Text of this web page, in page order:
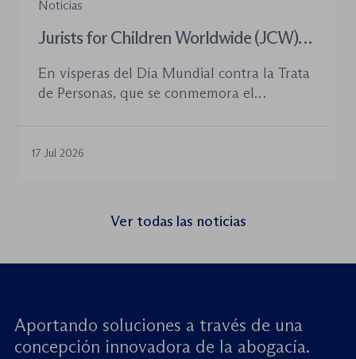
Noticias
Jurists for Children Worldwide (JCW)
para combatir la trata de menores y
defender el Estado de Derecho
En vísperas del Día Mundial contra la Trata
de Personas, que se conmemora el
la World Jurist Association (WJA) y Just
seminario web internacional «Trata de
menores: reforzando la rendición de
17 Jul 2026
Ver todas las noticias
Aportando soluciones a través de una
concepción innovadora de la abogacía.